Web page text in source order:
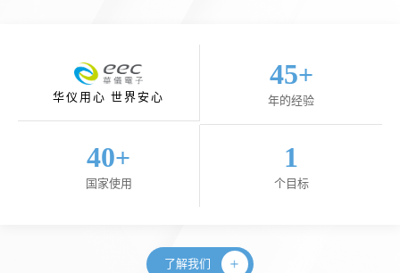
华仪用心 世界安心
45+
年的经验
40+
国家使用
1
个目标
了解我们